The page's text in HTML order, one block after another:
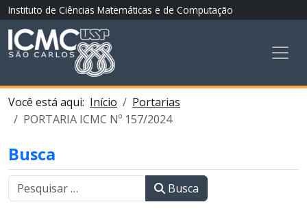
Instituto de Ciências Matemáticas e de Computação
Você está aqui: Início
Portarias
PORTARIA ICMC Nº 157/2024
Busca
Busca